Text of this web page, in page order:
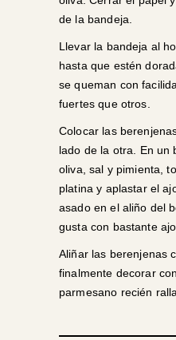
de la bandeja.
Llevar la bandeja al
hasta que estén
se queman con
fuertes que otros.
Colocar las
lado de la otra. En un
oliva, sal y pimienta,
platina y aplastar el
asado en el aliño del
gusta con bastante ajo.
Aliñar las berenjenas
finalmente decorar
parmesano recién